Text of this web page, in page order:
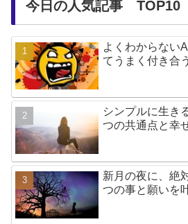
今日の人気記事 TOP10
よくわからない
てうまく付き合
シンプルに生き
つの共通点と幸
新月の夜に、絶
つの事と願いを